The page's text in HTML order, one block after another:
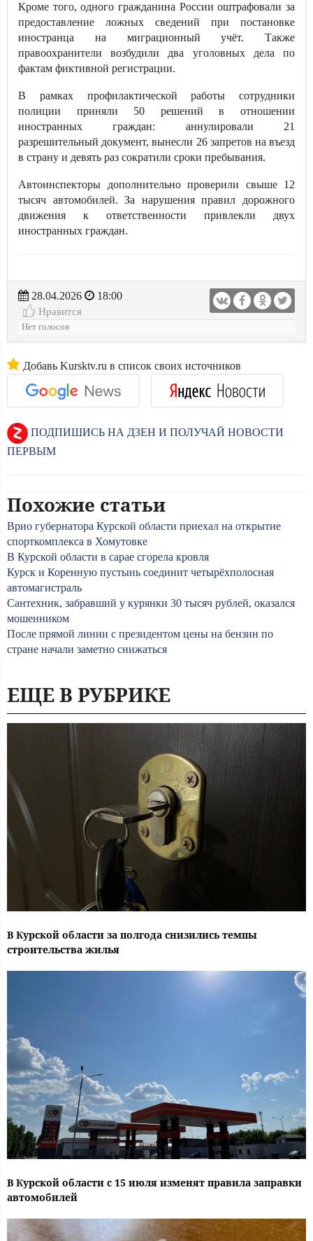
Кроме того, одного гражданина России оштрафовали за
предоставление ложных сведений при постановке
иностранца на миграционный учёт. Также
правоохранители возбудили два уголовных дела по
фактам фиктивной регистрации.
В рамках профилактической работы сотрудники
полиции приняли 50 решений в отношении
иностранных граждан: аннулировали 21
разрешительный документ, вынесли 26 запретов на въезд
в страну и девять раз сократили сроки пребывания.
Автоинспекторы дополнительно проверили свыше 12
тысяч автомобилей. За нарушения правил дорожного
движения к ответственности привлекли двух
иностранных граждан.
28.04.2026
18:00
Нравится
Нет голосов
Добавь Kursktv.ru в список своих источников
ПОДПИШИСЬ НА ДЗЕН И ПОЛУЧАЙ НОВОСТИ
ПЕРВЫМ
Похожие статьи
Врио губернатора Курской области приехал на открытие
спорткомплекса в Хомутовке
В Курской области в сарае сгорела кровля
Курск и Коренную пустынь соединит четырёхполосная
автомагистраль
Сантехник, забравший у курянки 30 тысяч рублей, оказался
мошенником
После прямой линии с президентом цены на бензин по
стране начали заметно снижаться
ЕЩЕ В РУБРИКЕ
В Курской области за полгода снизились темпы
строительства жилья
В Курской области с 15 июля изменят правила заправки
автомобилей